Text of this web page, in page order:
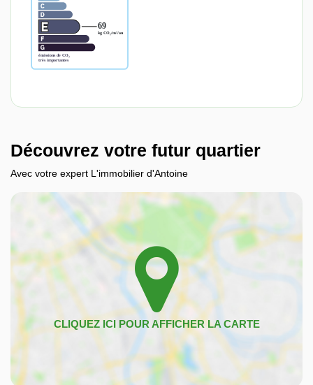
Découvrez votre futur quartier
Avec votre expert L'immobilier d'Antoine